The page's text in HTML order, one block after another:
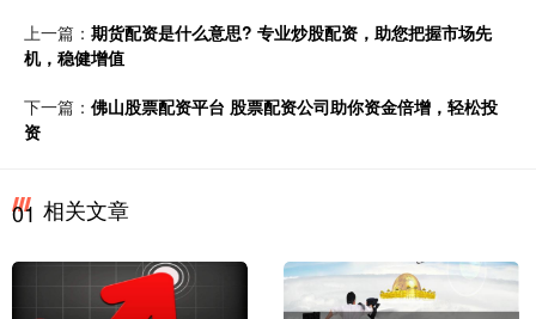
上一篇： 期货配资是什么意思? 专业炒股配资，助您把握市场先
机，稳健增值
下一篇： 佛山股票配资平台 股票配资公司助你资金倍增，轻松投
资
01 相关文章